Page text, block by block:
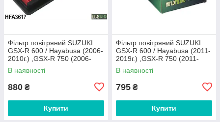
Фільтр повітряний SUZUKI
GSX-R 600 / Hayabusa (2006-
2010г.) ,GSX-R 750 (2006-
2010) HIFLO HFA3617
В наявності
880 ₴
Купити
Фільтр повітряний SUZUKI
GSX-R 600 / Hayabusa (2011-
2019г.) ,GSX-R 750 (2011-
2019) HIFLO HFA3620
В наявності
795 ₴
Купити